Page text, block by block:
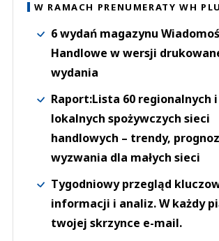
W RAMACH PRENUMERATY WH
6 wydań magazynu
Handlowe w wersji
wydania
Raport:Lista 60 regionalnych i
lokalnych spożywczych sieci
handlowych – trendy,
wyzwania dla małych sieci
Tygodniowy przegląd
informacji i analiz. W każdy
twojej skrzynce e-mail.